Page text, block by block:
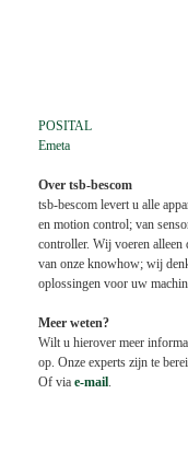
POSITAL
Emeta
Over tsb-bescom
tsb-bescom levert u alle
en motion control; van
controller. Wij voeren alleen
van onze knowhow; wij
oplossingen voor uw
Meer weten?
Wilt u hierover meer
op. Onze experts zijn te
Of via e-mail.